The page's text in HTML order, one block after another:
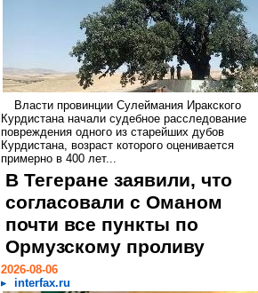
Власти провинции Сулеймания Иракского
Курдистана начали судебное расследование
повреждения одного из старейших дубов
Курдистана, возраст которого оценивается
примерно в 400 лет...
В Тегеране заявили, что
согласовали с Оманом
почти все пункты по
Ормузскому проливу
2026-08-06
interfax.ru